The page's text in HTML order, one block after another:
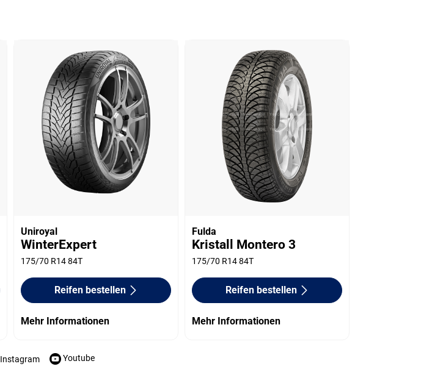
Uniroyal
WinterExpert
175/70 R14 84T
Reifen bestellen
Mehr Informationen
Fulda
Kristall Montero 3
175/70 R14 84T
Reifen bestellen
Mehr Informationen
Instagram Youtube